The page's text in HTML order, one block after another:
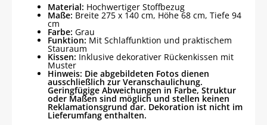
Material: Hochwertiger Stoffbezug
Maße: Breite 275 x 140 cm, Höhe 68 cm, Tiefe 94
cm
Farbe: Grau
Funktion: Mit Schlaffunktion und praktischem
Stauraum
Kissen: Inklusive dekorativer Rückenkissen mit
Muster
Hinweis: Die abgebildeten Fotos dienen
ausschließlich zur Veranschaulichung.
Geringfügige Abweichungen in Farbe, Struktur
oder Maßen sind möglich und stellen keinen
Reklamationsgrund dar. Dekoration ist nicht im
Lieferumfang enthalten.